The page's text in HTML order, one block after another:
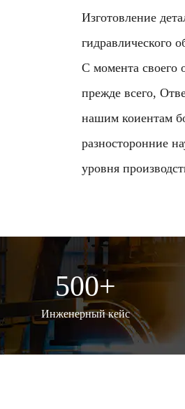
Изготовление
гидравлического
С момента своего
прежде всего,
нашим коиентам
разносторонние
уровня
500+
Инженерный кейс